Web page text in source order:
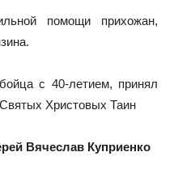
помощи прихожан,
с 40-летием, принял
Христовых Таин
Вячеслав Куприенко